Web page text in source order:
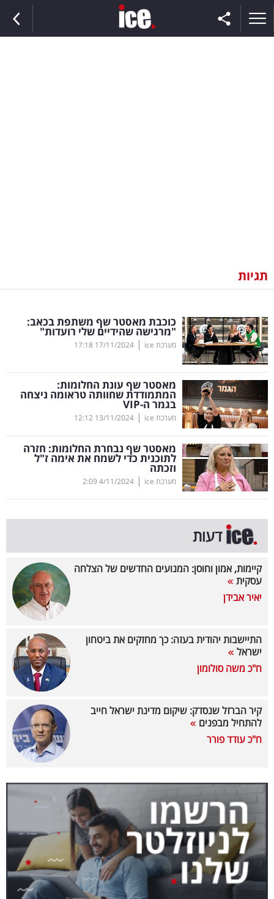
וצרכנות
דיגיטל
וטק
שיווק
ופרסום
משפט
מדדים
ומחקרים
דעות
רכילות
עסקית
קריפטו
ויראלי
עסקי
קריירה
ולימודים
רייטינג
בריאות
תרבות
ופנאי
תגיות
כוכבת מאסטר שף משתפת בכאב:
"מרגישה שהידיים שלי רועדות"
מערכת ice |
17/11/2024
17:18
מאסטר שף עונת החלומות:
המתמודדת שחוותה טראומה ניצחה
בגמר ה-VIP
מערכת ice |
13/11/2024
12:12
מאסטר שף נבחרת החלומות: חזרה
לתוכנית כדי לשמח את אימה ז"ל
וזכתה
מערכת ice |
4/11/2024
2:09
דעות
קיימות, אמון וחוסן: המנועים החדשים של הצלחה
עסקית
יאיר אבידן
התיישבות יהודית בעזה: כך מחזקים את ביטחון
ישראל
ח"כ משה סולומון
קיר הברזל שנסדק: שיקום מדינת ישראל חייב
להתחיל מבפנים
ח"כ עודד פורר